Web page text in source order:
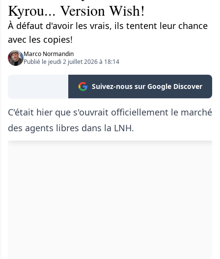
Kyrou... Version Wish!
À défaut d'avoir les vrais, ils tentent leur chance
avec les copies!
Marco Normandin
Publié le jeudi 2 juillet 2026 à 18:14
Suivez-nous sur Google Discover
C'était hier que s'ouvrait officiellement le marché
des agents libres dans la LNH.